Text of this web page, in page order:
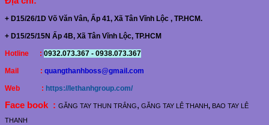
+ D15/26/1D Võ Văn Vân, Ấp 41, Xã Tân Vĩnh Lộc , TP.HCM.
+ D15/25/15N Ấp 4B, Xã Tân Vĩnh Lộc, TP.HCM
Hotline : 0932.073.367 - 0938.073.367
Mail : quangthanhboss@gmail.com
Web : https://lethanhgroup.com/
Face book :GĂNG TAY THUN TRẮNG, GĂNG TAY LÊ THANH, BAO TAY LÊ
THANH